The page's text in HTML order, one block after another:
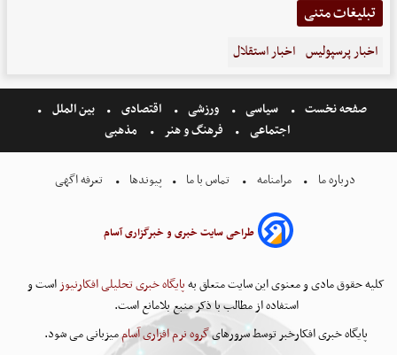
تبلیغات متنی
اخبار پرسپولیس اخبار استقلال
صفحه نخست سیاسی ورزشی اقتصادی
بین الملل
اجتماعی
فرهنگ و هنر مذهبی
درباره ما مرامنامه تماس با ما پیوندها تعرفه اگهی
طراحی سایت خبری و خبرگزاری آسام
کلیه حقوق مادی و معنوی این سایت متعلق بهپایگاه خبری تحلیلی افکارنیوزاست و
استفاده از مطالب با ذکر منبع بلامانع است.
پایگاه خبری افکارخبر توسط سرورهایگروه نرم افزاری آساممیزبانی می شود.